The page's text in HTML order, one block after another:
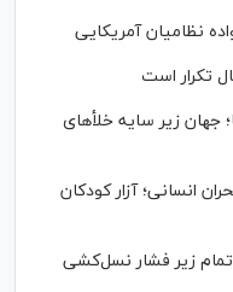
نظامیان آمریکایی
تکرار است
جهان زیر سایه خلأ‌های
انسانی؛ آزار کودکان
زیر فشار نسل‌کشی